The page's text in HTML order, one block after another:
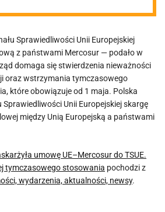
Rząd
jej
Sprawiedliwości Unii Europejskiej
z państwami Mercosur — podało w
domaga się stwierdzenia nieważności
oraz wstrzymania tymczasowego
które obowiązuje od 1 maja. Polska
Sprawiedliwości Unii Europejskiej skargę
między Unią Europejską a państwami
umowę UE–Mercosur do TSUE.
tymczasowego stosowania pochodzi z
wydarzenia, aktualności, newsy.